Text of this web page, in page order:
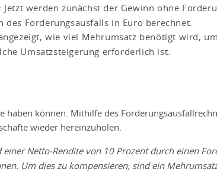
: Jetzt werden zunächst der Gewinn ohne
des Forderungsausfalls in Euro berechnet.
wie viel Mehrumsatz benötigt wird,
Umsatzsteigerung erforderlich ist.
können. Mithilfe des
wieder hereinzuholen.
Netto-Rendite von 10 Prozent durch einen
Um dies zu kompensieren, sind ein